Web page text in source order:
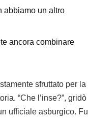
abbiamo un altro
ancora combinare
sfruttato per la
“Che l’inse?”, gridò
ufficiale asburgico. Fu